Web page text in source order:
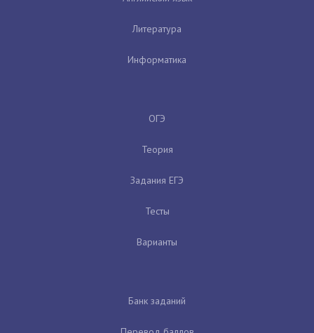
Литература
Информатика
ОГЭ
Теория
Задания ЕГЭ
Тесты
Варианты
Банк заданий